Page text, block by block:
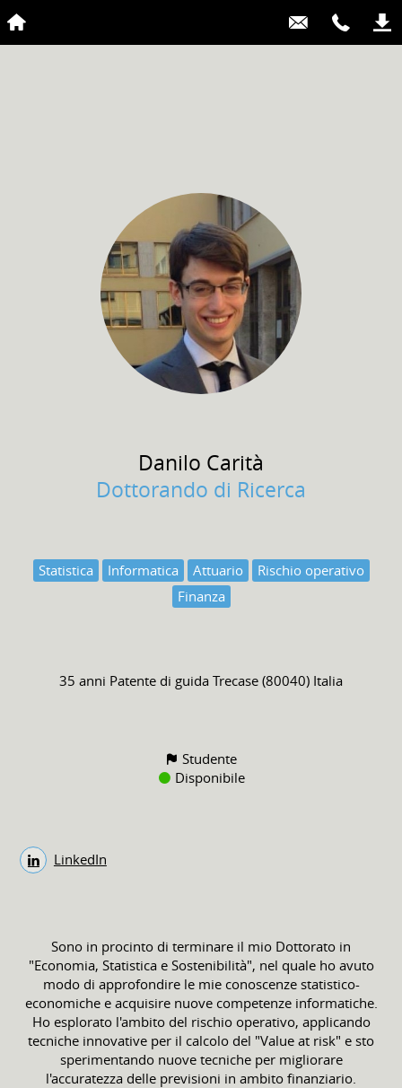
Danilo Carità
Dottorando di Ricerca
Statistica Informatica Attuario
Rischio operativo
Finanza
35 anni Patente di guida Trecase (80040) Italia
Studente
Disponibile
LinkedIn
Sono in procinto di terminare il mio Dottorato in
"Economia, Statistica e Sostenibilità", nel quale ho avuto
modo di approfondire le mie conoscenze statistico-
economiche e acquisire nuove competenze informatiche.
Ho esplorato l'ambito del rischio operativo, applicando
tecniche innovative per il calcolo del "Value at risk" e sto
sperimentando nuove tecniche per migliorare
l'accuratezza delle previsioni in ambito finanziario.